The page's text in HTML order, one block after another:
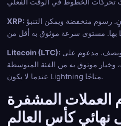
XRP:
Litecoin (LTC):
موثوق به من الفئة المتوسطة
عندما لا يكون Lightning متاحًا.
العملات المشفرة
نهائي كأس العالم